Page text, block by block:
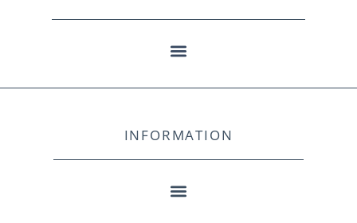
INFORMATION